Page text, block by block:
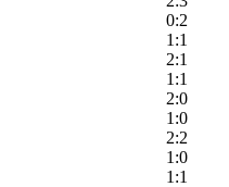
0:2
1:1
2:1
1:1
2:0
1:0
2:2
1:0
1:1